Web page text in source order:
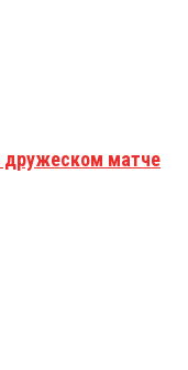
дружеском матче